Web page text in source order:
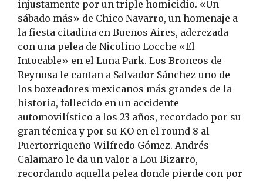
injustamente por un triple homicidio. «Un
sábado más» de Chico Navarro, un homenaje a
la fiesta citadina en Buenos Aires, aderezada
con una pelea de Nicolino Locche «El
Intocable» en el Luna Park. Los Broncos de
Reynosa le cantan a Salvador Sánchez uno de
los boxeadores mexicanos más grandes de la
historia, fallecido en un accidente
automovilístico a los 23 años, recordado por su
gran técnica y por su KO en el round 8 al
Puertorriqueño Wilfredo Gómez. Andrés
Calamaro le da un valor a Lou Bizarro,
recordando aquella pelea donde pierde con por